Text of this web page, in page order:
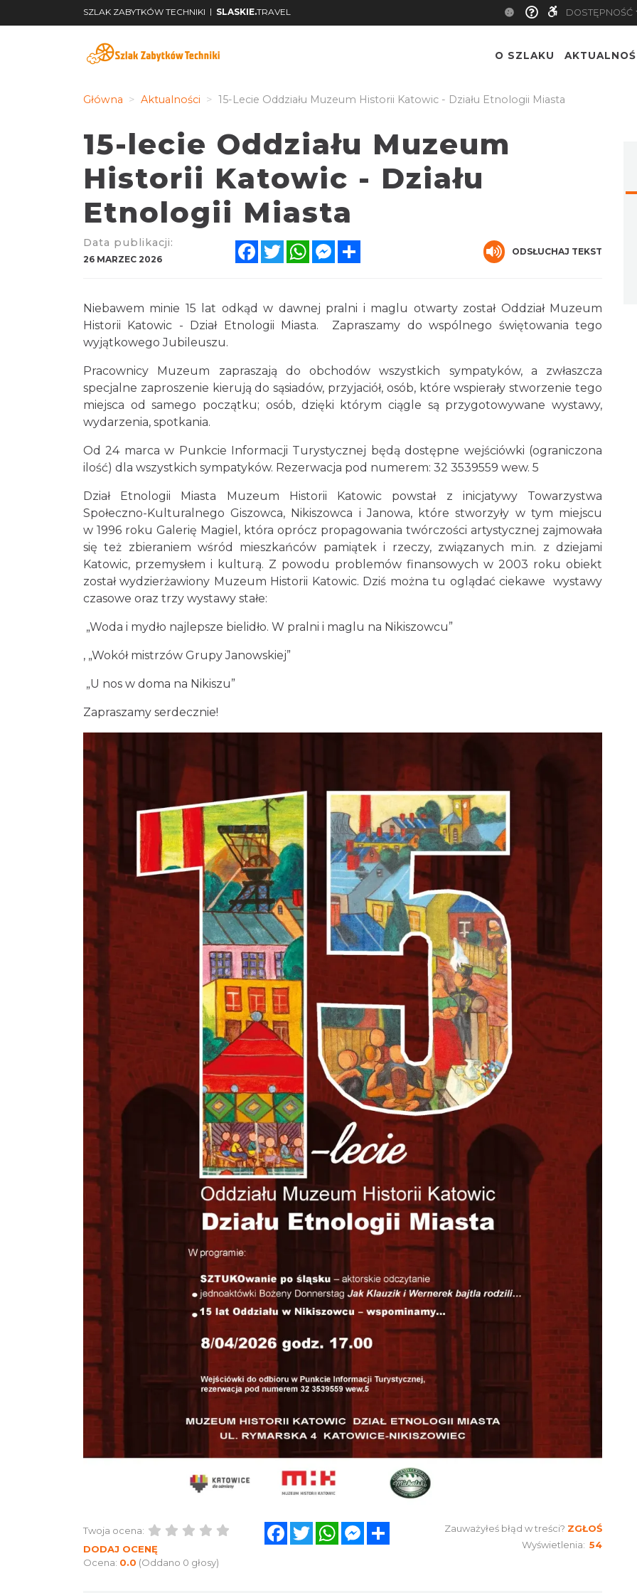
SZLAK ZABYTKÓW TECHNIKI | SLASKIE.TRAVEL DOSTĘPNOŚĆ
O SZLAKU
Główna Aktualności 15-Lecie Oddziału Muzeum Historii Katowic - Działu Etnologii Miasta
15-lecie Oddziału Muzeum
Historii Katowic - Działu
Etnologii Miasta
Data publikacji:
26 MARZEC 2026
FacebookTwitterWhatsAppMessenger ODSŁUCHAJ TEKST
Niebawem minie 15 lat odkąd w dawnej pralni i maglu otwarty został Oddział Muzeum
Historii Katowic - Dział Etnologii Miasta. Zapraszamy do wspólnego świętowania tego
wyjątkowego Jubileuszu.
Pracownicy Muzeum zapraszają do obchodów wszystkich sympatyków, a zwłaszcza
specjalne zaproszenie kierują do sąsiadów, przyjaciół, osób, które wspierały stworzenie tego
miejsca od samego początku; osób, dzięki którym ciągle są przygotowywane wystawy,
wydarzenia, spotkania.
Od 24 marca w Punkcie Informacji Turystycznej będą dostępne wejściówki (ograniczona
ilość) dla wszystkich sympatyków. Rezerwacja pod numerem: 32 3539559 wew. 5
Dział Etnologii Miasta Muzeum Historii Katowic powstał z inicjatywy Towarzystwa
Społeczno-Kulturalnego Giszowca, Nikiszowca i Janowa, które stworzyły w tym miejscu
w 1996 roku Galerię Magiel, która oprócz propagowania twórczości artystycznej zajmowała
się też zbieraniem wśród mieszkańców pamiątek i rzeczy, związanych m.in. z dziejami
Katowic, przemysłem i kulturą. Z powodu problemów finansowych w 2003 roku obiekt
został wydzierżawiony Muzeum Historii Katowic. Dziś można tu oglądać ciekawe wystawy
czasowe oraz trzy wystawy stałe:
„Woda i mydło najlepsze bielidło. W pralni i maglu na Nikiszowcu”
, „Wokół mistrzów Grupy Janowskiej”
„U nos w doma na Nikiszu”
Zapraszamy serdecznie!
Twoja ocena:
DODAJ OCENĘ
Ocena: 0.0 (Oddano 0 głosy)
FacebookTwitterWhatsAppMessenger Zauważyłeś błąd w treści? ZGŁOŚ
Wyświetlenia: 54